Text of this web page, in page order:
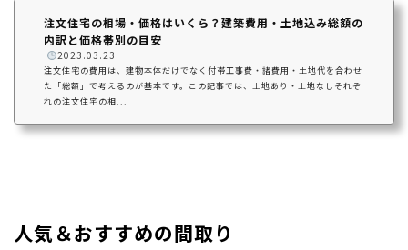
注文住宅の相場・価格はいくら？建築費用・土地込み総額の
内訳と価格帯別の目安
2023.03.23
注文住宅の費用は、建物本体だけでなく付帯工事費・諸費用・土地代を合わせ
た「総額」で考えるのが基本です。この記事では、土地あり・土地なしそれぞ
れの注文住宅の相...
人気＆おすすめの間取り